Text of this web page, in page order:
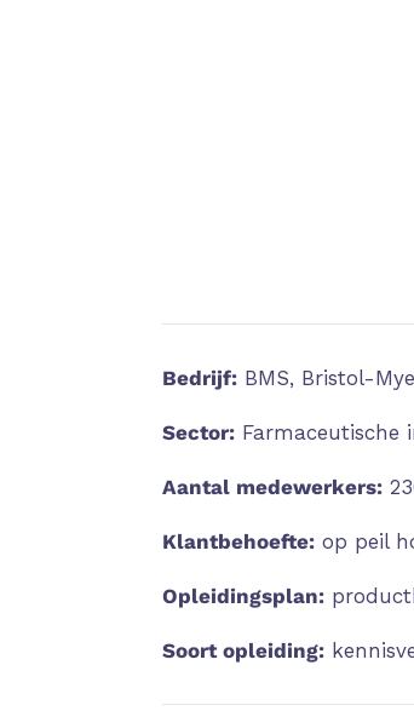
Bedrijf: BMS, Bristol-
Sector: Farmaceutische
Aantal medewerkers:
Klantbehoefte: op peil
Opleidingsplan:
Soort opleiding: